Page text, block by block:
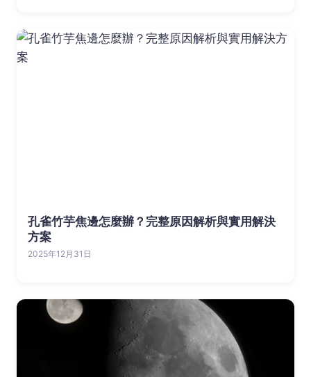
孔雀竹芋焦邊怎麼辦？完整原因解析與實用解決
方案
2025年12月31日